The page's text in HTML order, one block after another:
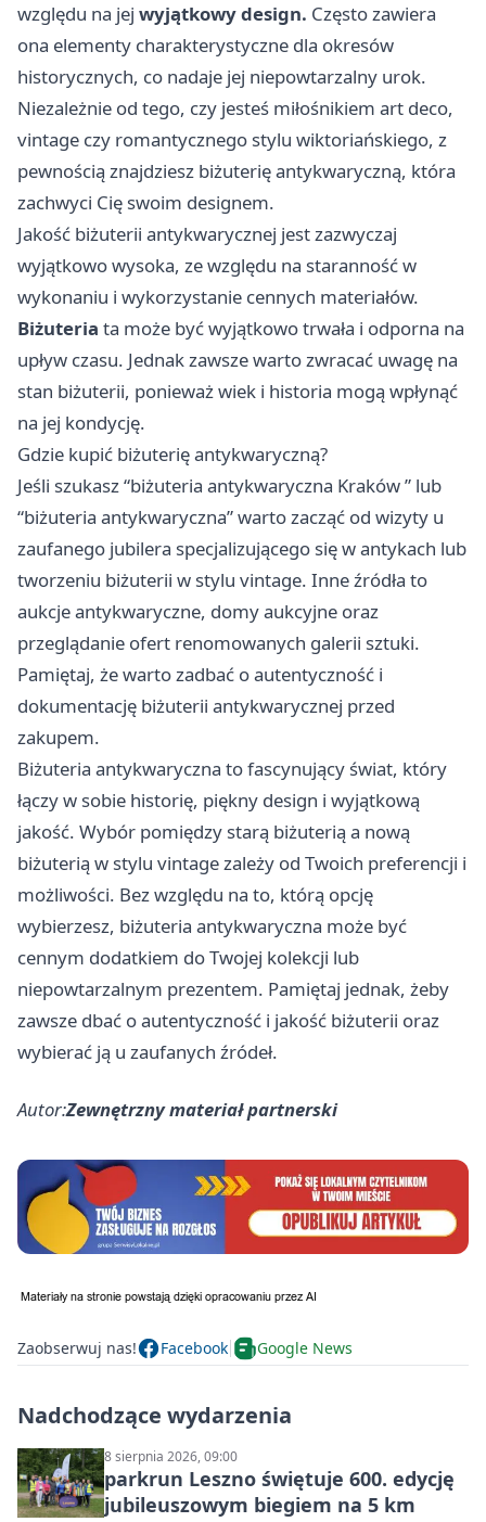
względu na jej wyjątkowy design. Często zawiera
ona elementy charakterystyczne dla okresów
historycznych, co nadaje jej niepowtarzalny urok.
Niezależnie od tego, czy jesteś miłośnikiem art deco,
vintage czy romantycznego stylu wiktoriańskiego, z
pewnością znajdziesz biżuterię antykwaryczną, która
zachwyci Cię swoim designem.
Jakość biżuterii antykwarycznej jest zazwyczaj
wyjątkowo wysoka, ze względu na staranność w
wykonaniu i wykorzystanie cennych materiałów.
Biżuteria ta może być wyjątkowo trwała i odporna na
upływ czasu. Jednak zawsze warto zwracać uwagę na
stan biżuterii, ponieważ wiek i historia mogą wpłynąć
na jej kondycję.
Gdzie kupić biżuterię antykwaryczną?
Jeśli szukasz “biżuteria antykwaryczna Kraków” lub
“biżuteria antykwaryczna” warto zacząć od wizyty u
zaufanego jubilera specjalizującego się w antykach lub
tworzeniu biżuterii w stylu vintage. Inne źródła to
aukcje antykwaryczne, domy aukcyjne oraz
przeglądanie ofert renomowanych galerii sztuki.
Pamiętaj, że warto zadbać o autentyczność i
dokumentację biżuterii antykwarycznej przed
zakupem.
Biżuteria antykwaryczna to fascynujący świat, który
łączy w sobie historię, piękny design i wyjątkową
jakość. Wybór pomiędzy starą biżuterią a nową
biżuterią w stylu vintage zależy od Twoich preferencji i
możliwości. Bez względu na to, którą opcję
wybierzesz, biżuteria antykwaryczna może być
cennym dodatkiem do Twojej kolekcji lub
niepowtarzalnym prezentem. Pamiętaj jednak, żeby
zawsze dbać o autentyczność i jakość biżuterii oraz
wybierać ją u zaufanych źródeł.
Autor:Zewnętrzny materiał partnerski
Zaobserwuj nas! Facebook Google News
Nadchodzące wydarzenia
8 sierpnia 2026, 09:00
parkrun Leszno świętuje 600. edycję
jubileuszowym biegiem na 5 km